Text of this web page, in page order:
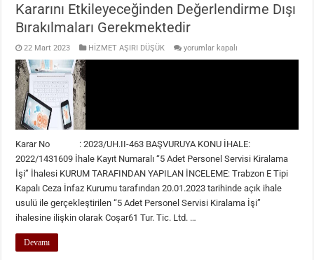
Kararını Etkileyeceğinden Değerlendirme Dışı
Bırakılmaları Gerekmektedir
22 Mart 2023 HİZMET AŞIRI DÜŞÜK
İsteklilerin
Ve
Kararını
Etkileyeceğinden
Dışı
Bırakılmaları
Gerekmektedir
için
yorumlar kapalı
Karar No : 2023/UH.II-463 BAŞVURUYA KONU İHALE:
2022/1431609 İhale Kayıt Numaralı “5 Adet Personel Servisi Kiralama
İşi” İhalesi KURUM TARAFINDAN YAPILAN İNCELEME: Trabzon E Tipi
Kapalı Ceza İnfaz Kurumu tarafından 20.01.2023 tarihinde açık ihale
usulü ile gerçekleştirilen “5 Adet Personel Servisi Kiralama İşi”
ihalesine ilişkin olarak Coşar61 Tur. Tic. Ltd. …
Devamı